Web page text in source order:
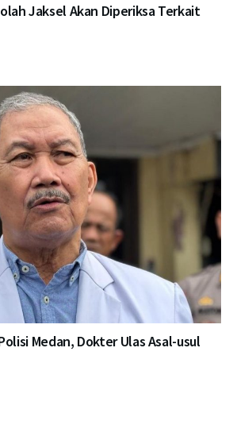
Jaksel Akan Diperiksa Terkait
Medan, Dokter Ulas Asal-usul